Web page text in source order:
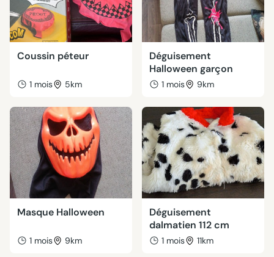
Coussin péteur
1 mois 5km
Déguisement
Halloween garçon
1 mois 9km
Masque Halloween
1 mois 9km
Déguisement
dalmatien 112 cm
1 mois 11km